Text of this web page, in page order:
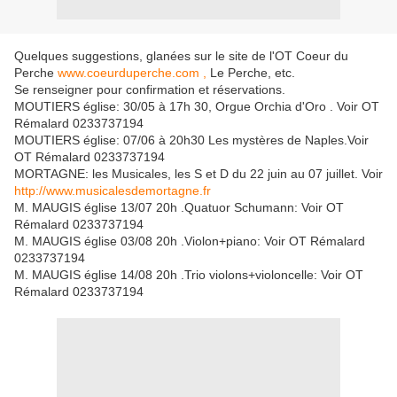
Quelques suggestions, glanées sur le site de l'OT Coeur du
Perche www.coeurduperche.com , Le Perche, etc.
Se renseigner pour confirmation et réservations.
MOUTIERS église: 30/05 à 17h 30, Orgue Orchia d'Oro . Voir OT
Rémalard 0233737194
MOUTIERS église: 07/06 à 20h30 Les mystères de Naples.Voir
OT Rémalard 0233737194
MORTAGNE: les Musicales, les S et D du 22 juin au 07 juillet. Voir
http://www.musicalesdemortagne.fr
M. MAUGIS église 13/07 20h .Quatuor Schumann: Voir OT
Rémalard 0233737194
M. MAUGIS église 03/08 20h .Violon+piano: Voir OT Rémalard
0233737194
M. MAUGIS église 14/08 20h .Trio violons+violoncelle: Voir OT
Rémalard 0233737194